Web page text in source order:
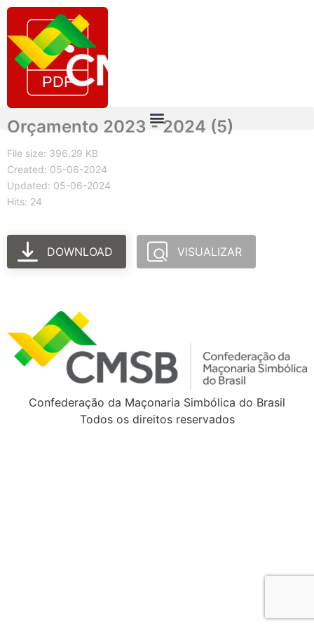
Orçamento 2023 - 2024 (5)
File size: 396.29 KB
Created: 05-06-2024
Updated: 05-06-2024
Hits: 24
DOWNLOAD VISUALIZAR
Confederação da Maçonaria Simbólica do Brasil
Todos os direitos reservados